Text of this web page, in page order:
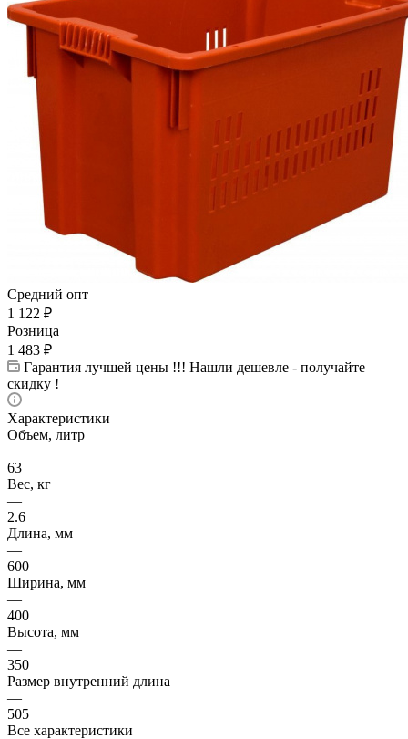
Средний опт
1 122 ₽
Розница
1 483 ₽
Гарантия лучшей цены !!! Нашли дешевле - получайте
скидку !
Характеристики
Объем, литр
—
63
Вес, кг
—
2.6
Длина, мм
—
600
Ширина, мм
—
400
Высота, мм
—
350
Размер внутренний длина
—
505
Все характеристики